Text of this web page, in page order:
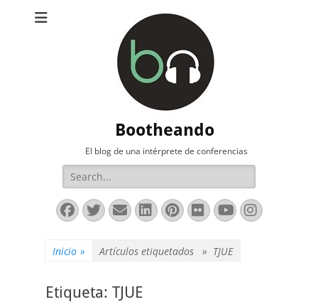
Bootheando
El blog de una intérprete de conferencias
Buscar:
Facebook
Twitter
Correo
electrónico
LinkedIn
Pinterest
FlickrYouTube
Inicio » Artículos etiquetados » TJUE
Etiqueta: TJUE